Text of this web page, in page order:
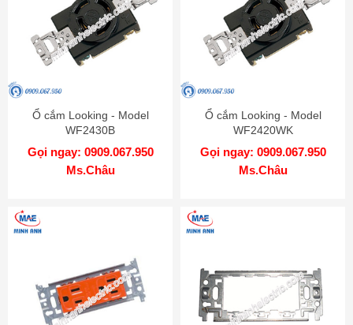
Ổ cắm Looking - Model
WF2430B
Gọi ngay: 0909.067.950
Ms.Châu
Ổ cắm Looking - Model
WF2420WK
Gọi ngay: 0909.067.950
Ms.Châu